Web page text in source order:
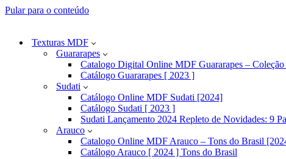
Pular para o conteúdo
Texturas MDF
Guararapes
Catalogo Digital Online MDF Guararapes –
Catálogo Guararapes [ 2023 ]
Sudati
Catálogo Online MDF Sudati [2024]
Catálogo Sudati [ 2023 ]
Sudati Lançamento 2024 Repleto de Novidades: 9
Arauco
Catalogo Online MDF Arauco – Tons do Brasil
Catálogo Arauco [ 2024 ] Tons do Brasil